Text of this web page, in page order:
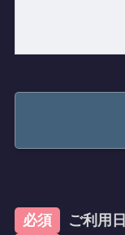
必須 ご利用日